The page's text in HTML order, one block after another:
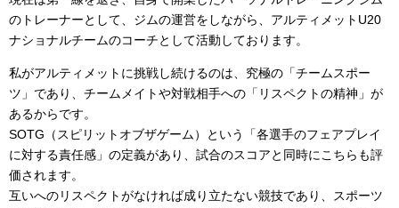
のトレーナーとして、ジムの運営をしながら、アルティメットU20
ナショナルチームのコーチとして活動しております。
私がアルティメットに挑戦し続けるのは、究極の「チームスポー
ツ」であり、チームメイトや対戦相手への「リスペクトの精神」が
あるからです。
SOTG（スピリットオブザゲーム）という「各選手のフェアプレイ
に対する責任感」の定義があり、試合のスコアと同時にこちらも評
価されます。
互いへのリスペクトがなければ成り立たない競技であり、スポーツ